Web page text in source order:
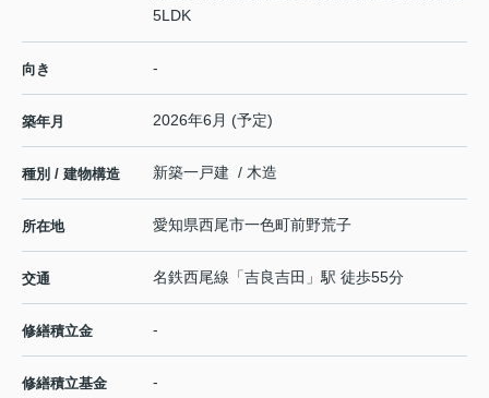
5LDK
向き -
築年月 2026年6月 (予定)
種別 / 建物構造 新築一戸建 / 木造
所在地 愛知県西尾市一色町前野荒子
交通 名鉄西尾線 「吉良吉田 」駅 徒歩55分
修繕積立金 -
修繕積立基金 -